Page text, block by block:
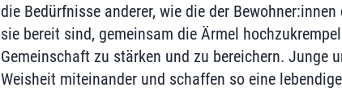
die Bedürfnisse anderer, wie die der
sie bereit sind, gemeinsam die Ärmel
Gemeinschaft zu stärken und zu bereichern. Junge
Weisheit miteinander und schaffen so eine